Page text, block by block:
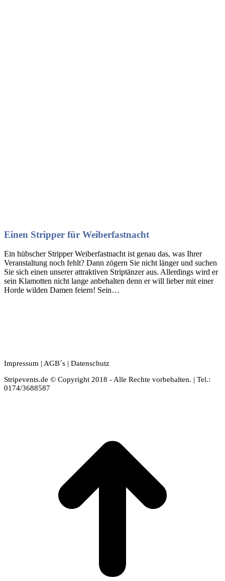
Einen Stripper für Weiberfastnacht
Ein hübscher Stripper Weiberfastnacht ist genau das, was Ihrer
Veranstaltung noch fehlt? Dann zögern Sie nicht länger und suchen
Sie sich einen unserer attraktiven Striptänzer aus. Allerdings wird er
sein Klamotten nicht lange anbehalten denn er will lieber mit einer
Horde wilden Damen feiern! Sein…
Impressum | AGB´s | Datenschutz
Stripevents.de © Copyright 2018 - Alle Rechte vorbehalten. | Tel.:
0174/3688587